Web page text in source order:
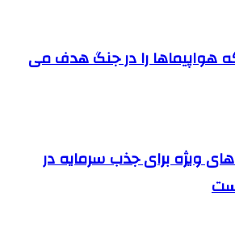
هواپیماها را در جنگ هدف می
ویژه برای جذب سرمایه در